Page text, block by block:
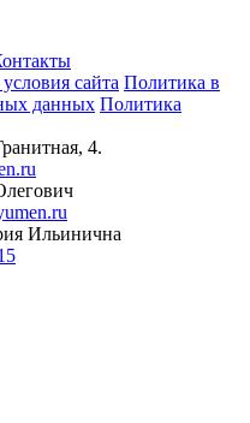
сайта Политика в
данных Политика
4.
Ильинична